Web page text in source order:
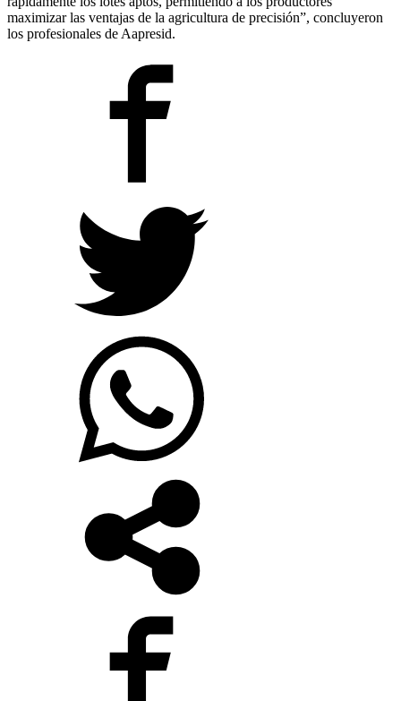
maximizar las ventajas de la agricultura de precisión”, concluyeron
los profesionales de Aapresid.